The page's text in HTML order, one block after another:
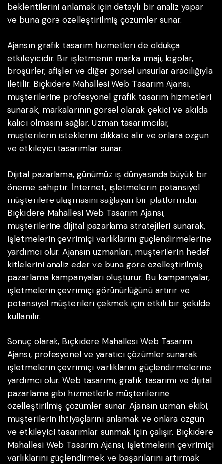
beklentilerini anlamak için detaylı bir analiz yapar
ve buna göre özelleştirilmiş çözümler sunar.
Ajansın grafik tasarım hizmetleri de oldukça
etkileyicidir. Bir işletmenin marka imajı, logolar,
broşürler, afişler ve diğer görsel unsurlar aracılığıyla
iletilir. Bıçkıdere Mahallesi Web Tasarım Ajansı,
müşterilerine profesyonel grafik tasarım hizmetleri
sunarak, markalarının görsel olarak çekici ve akılda
kalıcı olmasını sağlar. Uzman tasarımcılar,
müşterilerin isteklerini dikkate alır ve onlara özgün
ve etkileyici tasarımlar sunar.
Dijital pazarlama, günümüz iş dünyasında büyük bir
öneme sahiptir. İnternet, işletmelerin potansiyel
müşterilere ulaşmasını sağlayan bir platformdur.
Bıçkıdere Mahallesi Web Tasarım Ajansı,
müşterilerine dijital pazarlama stratejileri sunarak,
işletmelerin çevrimiçi varlıklarını güçlendirmelerine
yardımcı olur. Ajansın uzmanları, müşterilerin hedef
kitlelerini analiz eder ve buna göre özelleştirilmiş
pazarlama kampanyaları oluşturur. Bu kampanyalar,
işletmelerin çevrimiçi görünürlüğünü artırır ve
potansiyel müşterileri çekmek için etkili bir şekilde
kullanılır.
Sonuç olarak, Bıçkıdere Mahallesi Web Tasarım
Ajansı, profesyonel ve yaratıcı çözümler sunarak
işletmelerin çevrimiçi varlıklarını güçlendirmelerine
yardımcı olur. Web tasarımı, grafik tasarımı ve dijital
pazarlama gibi hizmetlerle müşterilerine
özelleştirilmiş çözümler sunar. Ajansın uzman ekibi,
müşterilerin ihtiyaçlarını anlamak ve onlara özgün
ve etkileyici tasarımlar sunmak için çalışır. Bıçkıdere
Mahallesi Web Tasarım Ajansı, işletmelerin çevrimiçi
varlıklarını güçlendirmek ve başarılarını artırmak